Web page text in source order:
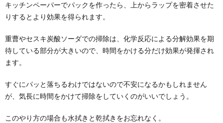
キッチンペーパーでパックを作ったら、上からラップを密着させた
りするとより効果を得られます。
重曹やセスキ炭酸ソーダでの掃除は、化学反応による分解効果を期
待している部分が大きいので、時間をかける分だけ効果が発揮され
ます。
すぐにパッと落ちるわけではないので不安になるかもしれません
が、気長に時間をかけて掃除をしていくのがいいでしょう。
このやり方の場合も水拭きと乾拭きをお忘れなく。